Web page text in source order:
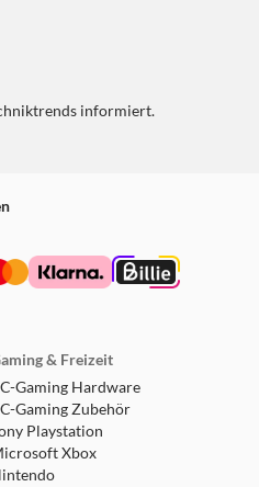
informiert.
& Freizeit
Gaming Hardware
Gaming Zubehör
Playstation
Xbox